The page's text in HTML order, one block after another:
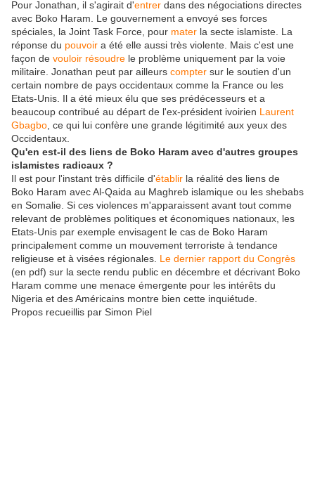
Pour Jonathan, il s'agirait d'entrer dans des négociations directes
avec Boko Haram. Le gouvernement a envoyé ses forces
spéciales, la Joint Task Force, pour mater la secte islamiste. La
réponse du pouvoir a été elle aussi très violente. Mais c'est une
façon de vouloir résoudre le problème uniquement par la voie
militaire. Jonathan peut par ailleurs compter sur le soutien d'un
certain nombre de pays occidentaux comme la France ou les
Etats-Unis. Il a été mieux élu que ses prédécesseurs et a
beaucoup contribué au départ de l'ex-président ivoirien Laurent
Gbagbo , ce qui lui confère une grande légitimité aux yeux des
Occidentaux.
Qu'en est-il des liens de Boko Haram avec d'autres groupes
islamistes radicaux ?
Il est pour l'instant très difficile d'établir la réalité des liens de
Boko Haram avec Al-Qaida au Maghreb islamique ou les shebabs
en Somalie. Si ces violences m'apparaissent avant tout comme
relevant de problèmes politiques et économiques nationaux, les
Etats-Unis par exemple envisagent le cas de Boko Haram
principalement comme un mouvement terroriste à tendance
religieuse et à visées régionales. Le dernier rapport du Congrès
(en pdf) sur la secte rendu public en décembre et décrivant Boko
Haram comme une menace émergente pour les intérêts du
Nigeria et des Américains montre bien cette inquiétude.
Propos recueillis par Simon Piel